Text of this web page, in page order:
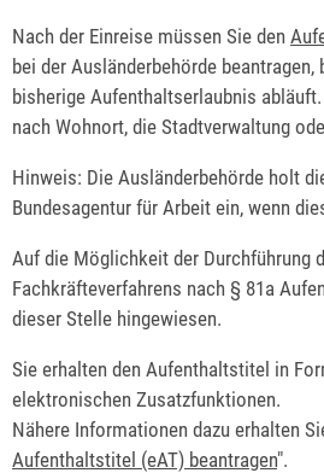
Nach der Einreise müssen Sie den
bei der Ausländerbehörde
bisherige Aufenthaltserlaubnis
nach Wohnort, die Stadtverwaltung
Hinweis: Die Ausländerbehörde holt
Bundesagentur für Arbeit ein, wenn
Auf die Möglichkeit der Durchführung
Fachkräfteverfahrens nach § 81a
dieser Stelle hingewiesen.
Sie erhalten den Aufenthaltstitel in
elektronischen Zusatzfunktionen.
Nähere Informationen dazu erhalten
Aufenthaltstitel (eAT) beantragen".